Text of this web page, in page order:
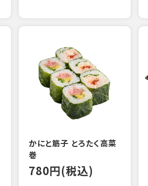
かにと筋子 とろたく高菜
巻
780円(税込)